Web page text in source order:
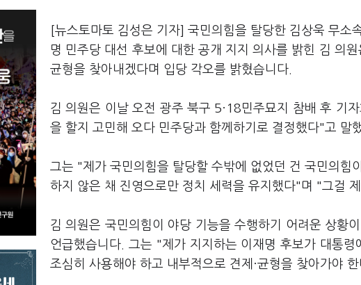
[뉴스토마토 김성은 기자] 국민의힘을 탈당한 김상욱 무
명 민주당 대선 후보에 대한 공개 지지 의사를 밝힌 김 의
균형을 찾아내겠다며 입당 각오를 밝혔습니다.
김 의원은 이날 오전 광주 북구 5·18민주묘지 참배 후 기
을 할지 고민해 오다 민주당과 함께하기로 결정했다"고 말
그는 "제가 국민의힘을 탈당할 수밖에 없었던 건 국민의힘
하지 않은 채 진영으로만 정치 세력을 유지했다"며 "그걸
김 의원은 국민의힘이 야당 기능을 수행하기 어려운 상황
언급했습니다. 그는 "제가 지지하는 이재명 후보가 대통
조심히 사용해야 하고 내부적으로 견제·균형을 찾아가야